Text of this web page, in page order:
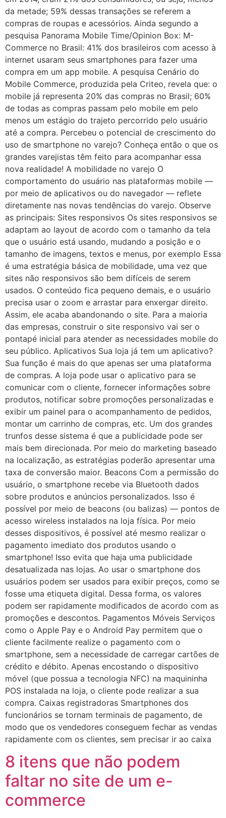
da metade; 59% dessas transações se referem a
compras de roupas e acessórios. Ainda segundo a
pesquisa Panorama Mobile Time/Opinion Box: M-
Commerce no Brasil: 41% dos brasileiros com acesso à
internet usaram seus smartphones para fazer uma
compra em um app mobile. A pesquisa Cenário do
Mobile Commerce, produzida pela Criteo, revela que: o
mobile já representa 20% das compras no Brasil; 60%
de todas as compras passam pelo mobile em pelo
menos um estágio do trajeto percorrido pelo usuário
até a compra. Percebeu o potencial de crescimento do
uso de smartphone no varejo? Conheça então o que os
grandes varejistas têm feito para acompanhar essa
nova realidade! A mobilidade no varejo O
comportamento do usuário nas plataformas mobile —
por meio de aplicativos ou do navegador — reflete
diretamente nas novas tendências do varejo. Observe
as principais: Sites responsivos Os sites responsivos se
adaptam ao layout de acordo com o tamanho da tela
que o usuário está usando, mudando a posição e o
tamanho de imagens, textos e menus, por exemplo Essa
é uma estratégia básica de mobilidade, uma vez que
sites não responsivos são bem difíceis de serem
usados. O conteúdo fica pequeno demais, e o usuário
precisa usar o zoom e arrastar para enxergar direito.
Assim, ele acaba abandonando o site. Para a maioria
das empresas, construir o site responsivo vai ser o
pontapé inicial para atender as necessidades mobile do
seu público. Aplicativos Sua loja já tem um aplicativo?
Sua função é mais do que apenas ser uma plataforma
de compras. A loja pode usar o aplicativo para se
comunicar com o cliente, fornecer informações sobre
produtos, notificar sobre promoções personalizadas e
exibir um painel para o acompanhamento de pedidos,
montar um carrinho de compras, etc. Um dos grandes
trunfos desse sistema é que a publicidade pode ser
mais bem direcionada. Por meio do marketing baseado
na localização, as estratégias poderão apresentar uma
taxa de conversão maior. Beacons Com a permissão do
usuário, o smartphone recebe via Bluetooth dados
sobre produtos e anúncios personalizados. Isso é
possível por meio de beacons (ou balizas) — pontos de
acesso wireless instalados na loja física. Por meio
desses dispositivos, é possível até mesmo realizar o
pagamento imediato dos produtos usando o
smartphone! Isso evita que haja uma publicidade
desatualizada nas lojas. Ao usar o smartphone dos
usuários podem ser usados para exibir preços, como se
fosse uma etiqueta digital. Dessa forma, os valores
podem ser rapidamente modificados de acordo com as
promoções e descontos. Pagamentos Móveis Serviços
como o Apple Pay e o Android Pay permitem que o
cliente facilmente realize o pagamento com o
smartphone, sem a necessidade de carregar cartões de
crédito e débito. Apenas encostando o dispositivo
móvel (que possua a tecnologia NFC) na maquininha
POS instalada na loja, o cliente pode realizar a sua
compra. Caixas registradoras Smartphones dos
funcionários se tornam terminais de pagamento, de
modo que os vendedores conseguem fechar as vendas
rapidamente com os clientes, sem precisar ir ao caixa
8 itens que não podem
faltar no site de um e-
commerce